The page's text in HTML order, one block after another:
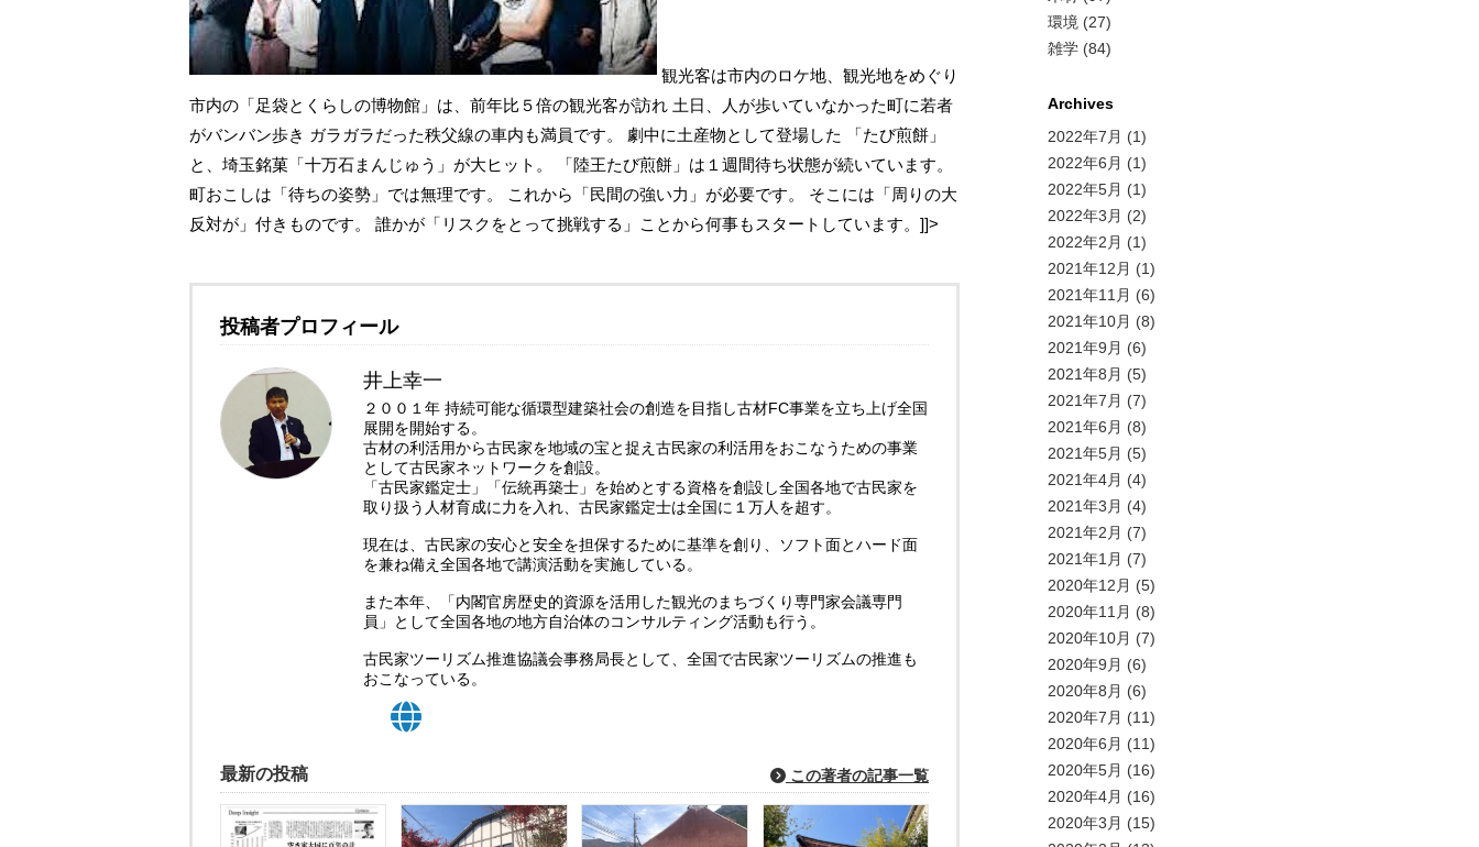
観光客は市内のロケ地、観光地をめぐり
市内の「足袋とくらしの博物館」は、前年比５倍の観光客が訪れ 土日、人が歩いていなかった町に若者
がバンバン歩き ガラガラだった秩父線の車内も満員です。 劇中に土産物として登場した 「たび煎餅」
と、埼玉銘菓「十万石まんじゅう」が大ヒット。 「陸王たび煎餅」は１週間待ち状態が続いています。
町おこしは「待ちの姿勢」では無理です。 これから「民間の強い力」が必要です。 そこには「周りの大
反対が」付きものです。 誰かが「リスクをとって挑戦する」ことから何事もスタートしています。]]>
投稿者プロフィール
井上幸一
２００１年 持続可能な循環型建築社会の創造を目指し古材FC事業を立ち上げ全国
展開を開始する。
古材の利活用から古民家を地域の宝と捉え古民家の利活用をおこなうための事業
として古民家ネットワークを創設。
「古民家鑑定士」「伝統再築士」を始めとする資格を創設し全国各地で古民家を
取り扱う人材育成に力を入れ、古民家鑑定士は全国に１万人を超す。
現在は、古民家の安心と安全を担保するために基準を創り、ソフト面とハード面
を兼ね備え全国各地で講演活動を実施している。
また本年、「内閣官房歴史的資源を活用した観光のまちづくり専門家会議専門
員」として全国各地の地方自治体のコンサルティング活動も行う。
古民家ツーリズム推進協議会事務局長として、全国で古民家ツーリズムの推進も
おこなっている。
最新の投稿 この著者の記事一覧
環境 (27)
雑学 (84)
Archives
2022年7月 (1)
2022年6月 (1)
2022年5月 (1)
2022年3月 (2)
2022年2月 (1)
2021年12月 (1)
2021年11月 (6)
2021年10月 (8)
2021年9月 (6)
2021年8月 (5)
2021年7月 (7)
2021年6月 (8)
2021年5月 (5)
2021年4月 (4)
2021年3月 (4)
2021年2月 (7)
2021年1月 (7)
2020年12月 (5)
2020年11月 (8)
2020年10月 (7)
2020年9月 (6)
2020年8月 (6)
2020年7月 (11)
2020年6月 (11)
2020年5月 (16)
2020年4月 (16)
2020年3月 (15)